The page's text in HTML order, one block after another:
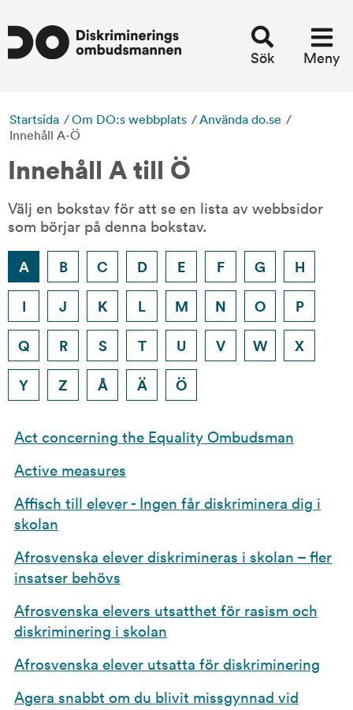
Sök Meny
Startsida /Om DO:s webbplats /Använda do.se /
Innehåll A-Ö
Innehåll A till Ö
Välj en bokstav för att se en lista av webbsidor
som börjar på denna bokstav.
A B C D E F G H
I J K L M N O P
Q R S T U V W X
Y Z Å Ä Ö
Sökresultat
Act concerning the Equality Ombudsman
Active measures
Affisch till elever - Ingen får diskriminera dig i
skolan
Afrosvenska elever diskrimineras i skolan – fler
insatser behövs
Afrosvenska elevers utsatthet för rasism och
diskriminering i skolan
Afrosvenska elever utsatta för diskriminering
Agera snabbt om du blivit missgynnad vid